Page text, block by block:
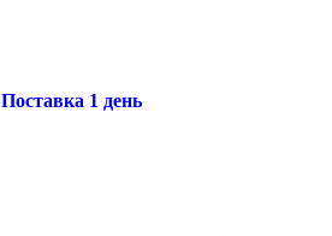
Поставка 1 день